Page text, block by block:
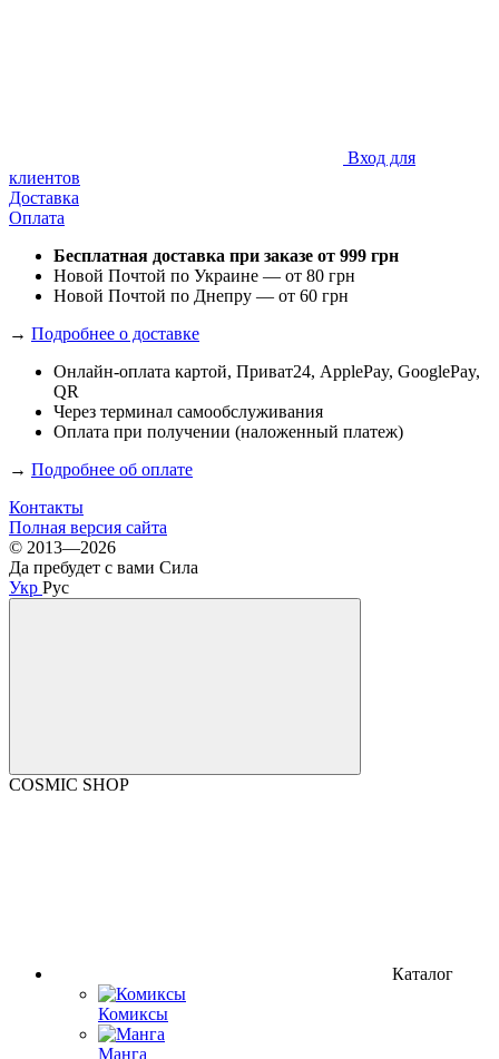
Вход для
клиентов
Доставка
Оплата
Бесплатная доставка при заказе от 999 грн
Новой Почтой по Украине — от 80 грн
Новой Почтой по Днепру — от 60 грн
→ Подробнее о доставке
Онлайн-оплата картой, Приват24, ApplePay, GooglePay,
QR
Через терминал самообслуживания
Оплата при получении (наложенный платеж)
→ Подробнее об оплате
Контакты
Полная версия сайта
© 2013—2026
Да пребудет с вами Сила
Укр Рус
COSMIC SHOP
Каталог
Комиксы
Манга